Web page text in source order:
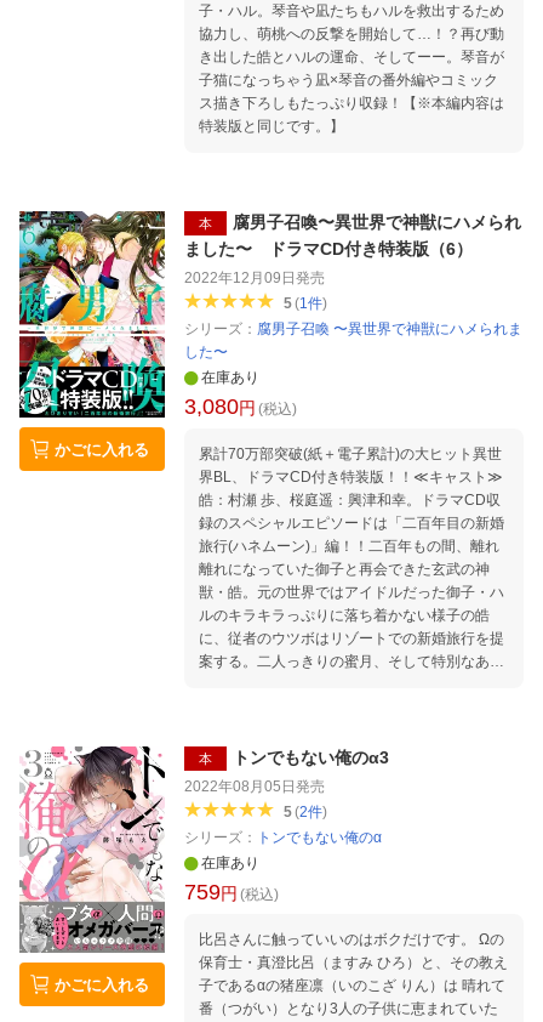
子・ハル。琴音や凪たちもハルを救出するため
協力し、萌桃への反撃を開始して…！？再び動
き出した皓とハルの運命、そしてーー。琴音が
子猫になっちゃう凪×琴音の番外編やコミック
ス描き下ろしもたっぷり収録！【※本編内容は
特装版と同じです。】
かごに入れる
本
腐男子召喚〜異世界で神獣にハメられ
ました〜 ドラマCD付き特装版（6）
2022年12月09日 発売
5(1件)
シリーズ： 腐男子召喚 〜異世界で神獣にハメられま
した〜
在庫あり
3,080円 (税込)
累計70万部突破(紙＋電子累計)の大ヒット異世
界BL、ドラマCD付き特装版！！≪キャスト≫
皓：村瀬 歩、桜庭遥：興津和幸。ドラマCD収
録のスペシャルエピソードは「二百年目の新婚
旅行(ハネムーン)」編！！二百年もの間、離れ
離れになっていた御子と再会できた玄武の神
獣・皓。元の世界ではアイドルだった御子・ハ
ルのキラキラっぷりに落ち着かない様子の皓
に、従者のウツボはリゾートでの新婚旅行を提
案する。二人っきりの蜜月、そして特別なある
かごに入れる
本 トンでもない俺のα3
2022年08月05日 発売
5(2件)
シリーズ：
トンでもない俺のα
在庫あり
759円 (税込)
比呂さんに触っていいのはボクだけです。 Ωの
保育士・真澄比呂（ますみ ひろ）と、その教え
子であるαの猪座凛（いのこざ りん）は 晴れて
番（つがい）となり3人の子供に恵まれていた